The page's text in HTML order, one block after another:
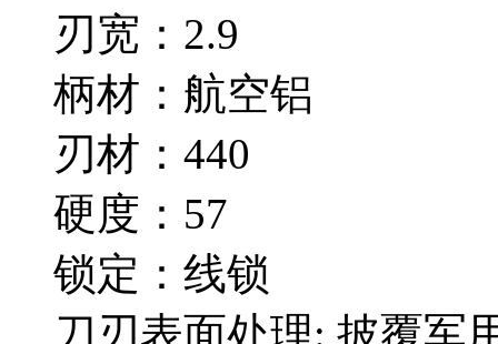
刃宽：2.9
柄材：航空铝
刃材：440
硬度：57
锁定：线锁
刀刃表面处理: 披覆军